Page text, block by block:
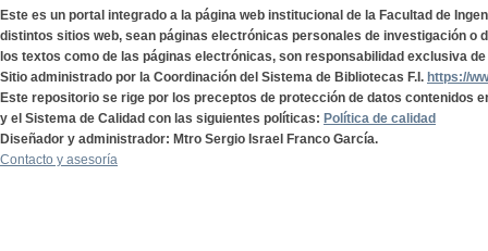
Este es un portal integrado a la página web institucional de la Facultad de
distintos sitios web, sean páginas electrónicas personales de investigación o
los textos como de las páginas electrónicas, son responsabilidad exclusiva
Sitio administrado por la Coordinación del Sistema de Bibliotecas F.I. https://
Este repositorio se rige por los preceptos de protección de datos contenidos
y el Sistema de Calidad con las siguientes políticas: Política de calidad
Diseñador y administrador: Mtro Sergio Israel Franco García.
Contacto y asesoría